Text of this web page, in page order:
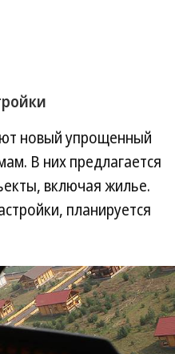
новый упрощенный
В них предлагается
включая жилье.
планируется